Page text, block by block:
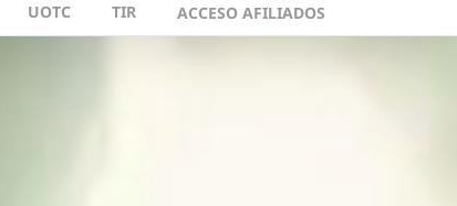
UOTC TIR ACCESO AFILIADOS